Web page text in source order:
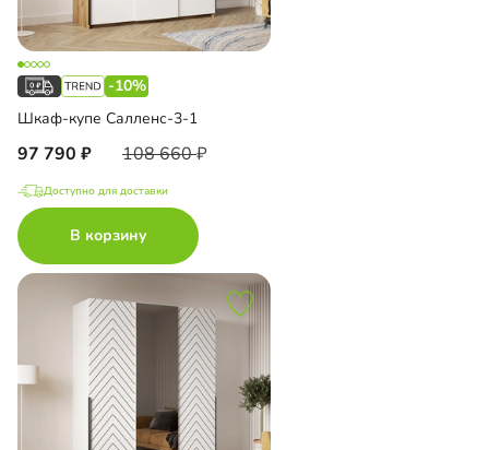
-10%
Шкаф-купе Салленс-3-1
97 790 108 660
Доступно для доставки
В корзину